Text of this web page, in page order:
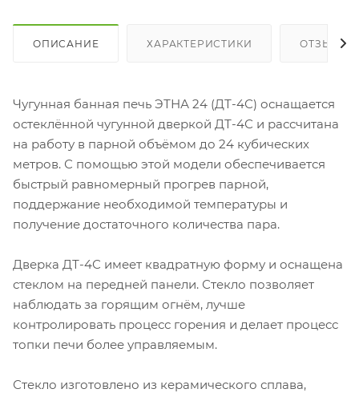
ОПИСАНИЕ ХАРАКТЕРИСТИКИ ОТЗЫВЫ
Чугунная банная печь ЭТНА 24 (ДТ-4С) оснащается
остеклённой чугунной дверкой ДТ-4С и рассчитана
на работу в парной объёмом до 24 кубических
метров. С помощью этой модели обеспечивается
быстрый равномерный прогрев парной,
поддержание необходимой температуры и
получение достаточного количества пара.
Дверка ДТ-4С имеет квадратную форму и оснащена
стеклом на передней панели. Стекло позволяет
наблюдать за горящим огнём, лучше
контролировать процесс горения и делает процесс
топки печи более управляемым.
Стекло изготовлено из керамического сплава,